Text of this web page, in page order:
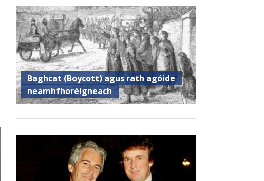
Baghcat (Boycott) agus rath agóide
neamhfhoréigneach